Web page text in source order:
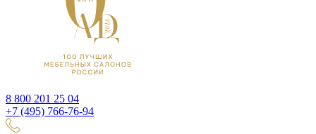
8 800 201 25 04
+7 (495) 766-76-94